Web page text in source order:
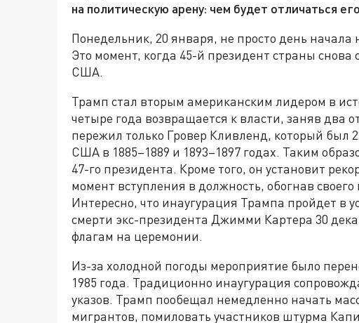
на политическую арену: чем будет отличаться
Понедельник, 20 января, не просто день
Это момент, когда 45-й президент страны снова
США.
Трамп стал вторым американским лидером в
четыре года возвращается к власти, заняв два
пережил только Гровер Кливленд, который был
США в 1885–1889 и 1893–1897 годах. Таким
47-го президента. Кроме того, он установит
момент вступления в должность, обогнав
Интересно, что инаугурация Трампа пройдет в
смерти экс-президента Джимми Картера 30
флагам на церемонии.
Из-за холодной погоды мероприятие было
1985 года. Традиционно инаугурация
указов. Трамп пообещал немедленно начать
мигрантов, помиловать участников штурма